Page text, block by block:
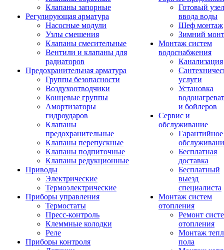
Клапаны запорные
Регулирующая арматура
Насосные модули
Узлы смешения
Клапаны смесительные
Вентили и клапаны для
радиаторов
Предохранительная арматура
Группы безопасности
Воздухоотводчики
Концевые группы
Амортизаторы
гидроударов
Клапаны
предохранительные
Клапаны перепускные
Клапаны подпиточные
Клапаны редукционные
Приводы
Электрические
Термоэлектрические
Приборы управления
Термостаты
Пресс-контроль
Клеммные колодки
Реле
Приборы контроля
Готовый узел
ввода воды
Шеф монтаж
Зимний
Монтаж систем
водоснабжения
Канализация
услуги
Установка
и бойлеров
Сервис и
обслуживание
Гарантийное
Бесплатная
доставка
Бесплатный
выезд
специалиста
Монтаж систем
отопления
Ремонт
отопления
Монтаж
пола